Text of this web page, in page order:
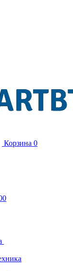
Корзина 0